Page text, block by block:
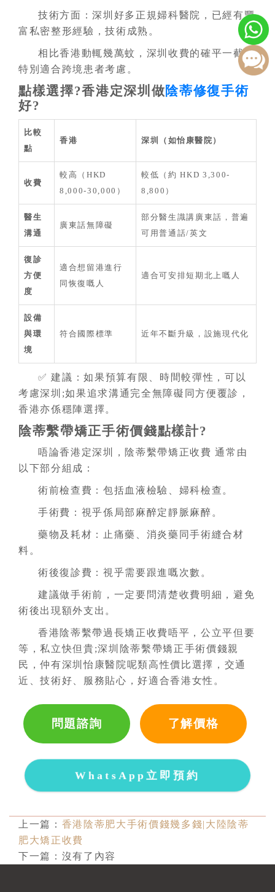
技術方面：深圳好多正規婦科醫院，已經有豐
富私密整形經驗，技術成熟。
相比香港動輒幾萬蚊，深圳收費的確平一截，
特別適合跨境患者考慮。
點樣選擇?香港定深圳做陰蒂修復手術
好?
比較
點
香港 深圳（如怡康醫院）
收費
較高（HKD
8,000-30,000）
較低（約 HKD 3,300-
8,800）
醫生
溝通
廣東話無障礙
部分醫生識講廣東話，普遍
可用普通話/英文
復診
方便
度
適合想留港進行
同恢復嘅人
適合可安排短期北上嘅人
設備
與環
境
符合國際標準 近年不斷升級，設施現代化
✅ 建議：如果預算有限、時間較彈性，可以
考慮深圳;如果追求溝通完全無障礙同方便覆診，
香港亦係穩陣選擇。
陰蒂繫帶矯正手術價錢點樣計?
唔論香港定深圳，陰蒂繫帶矯正收費 通常由
以下部分組成：
術前檢查費：包括血液檢驗、婦科檢查。
手術費：視乎係局部麻醉定靜脈麻醉。
藥物及耗材：止痛藥、消炎藥同手術縫合材
料。
術後復診費：視乎需要跟進嘅次數。
建議做手術前，一定要問清楚收費明細，避免
術後出現額外支出。
香港陰蒂繫帶過長矯正收費唔平，公立平但要
等，私立快但貴;深圳陰蒂繫帶矯正手術價錢親
民，仲有深圳怡康醫院呢類高性價比選擇，交通
近、技術好、服務貼心，好適合香港女性。
問題諮詢 了解價格
WhatsApp立即預約
上一篇： 香港陰蒂肥大手術價錢幾多錢|大陸陰蒂
肥大矯正收費
下一篇：沒有了內容